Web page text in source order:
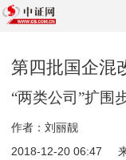
第四批国企混
“两类公司”扩围
作者：刘丽靓
2018-12-20 06:47